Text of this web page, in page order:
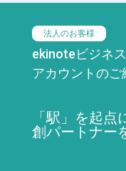
法人のお客様
ekinoteビジネス
アカウントのご
「駅」を起
創パートナー